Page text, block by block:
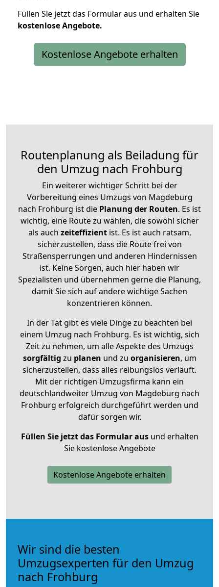
Füllen Sie jetzt das Formular aus und erhalten Sie
kostenloseAngebote.
Kostenlose Angebote erhalten
Routenplanung als Beiladung für
den Umzug nach Frohburg
Ein weiterer wichtiger Schritt bei der
Vorbereitung eines Umzugs von Magdeburg
nach Frohburg ist die Planung der Routen. Es ist
wichtig, eine Route zu wählen, die sowohl sicher
als auch zeiteffizientist. Es ist auch ratsam,
sicherzustellen, dass die Route frei von
Straßensperrungen und anderen Hindernissen
ist. Keine Sorgen, auch hier haben wir
Spezialisten und übernehmen gerne die Planung,
damit Sie sich auf andere wichtige Sachen
konzentrieren können.
In der Tat gibt es viele Dinge zu beachten bei
einem Umzug nach Frohburg. Es ist wichtig, sich
Zeit zu nehmen, um alle Aspekte des Umzugs
sorgfältig zu planen und zu organisieren, um
sicherzustellen, dass alles reibungslos verläuft.
Mit der richtigen Umzugsfirma kann ein
deutschlandweiter Umzug von Magdeburg nach
Frohburg erfolgreich durchgeführt werden und
dafür sorgen wir.
Füllen Sie jetzt das Formular ausund erhalten
Sie kostenlose Angebote
Kostenlose Angebote erhalten
Wir sind die besten
Umzugsexperten für den Umzug
nach Frohburg